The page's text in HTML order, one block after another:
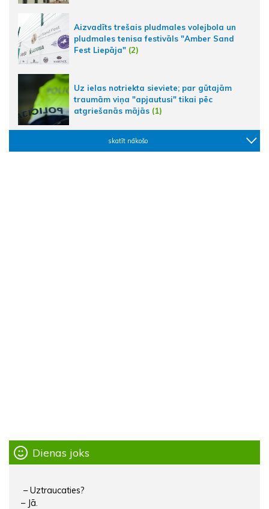
Aizvadīts trešais pludmales volejbola un
pludmales tenisa festivāls "Amber Sand
Fest Liepāja" (2)
Uz ielas notriekta sieviete; par gūtajām
traumām viņa "apjautusi" tikai pēc
atgriešanās mājās (1)
skatīt nākošo
Dienas joks
– Uztraucaties?
– Jā.